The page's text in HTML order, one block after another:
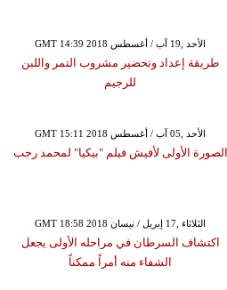
GMT 14:39 2018 الأحد ,19 آب / أغسطس
طريقة إعداد وتحضير مشروب التمر واللبن
للرجيم
GMT 15:11 2018 الأحد ,05 آب / أغسطس
الصورة الأولى لأفيش فيلم "بيكيا" لمحمد رجب
GMT 18:58 2018 الثلاثاء ,17 إبريل / نيسان
اكتشاف السرطان في مراحله الأولى يجعل
الشفاء منه أمراً ممكناً